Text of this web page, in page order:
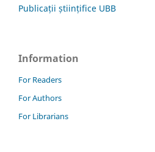
Publicații științifice UBB
Information
For Readers
For Authors
For Librarians